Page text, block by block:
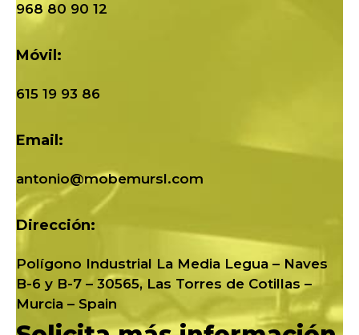
968 80 90 12
Móvil:
615 19 93 86
Email:
antonio@mobemursl.com
Dirección:
Polígono Industrial La Media Legua – Naves
B-6 y B-7 – 30565, Las Torres de Cotillas –
Murcia – Spain